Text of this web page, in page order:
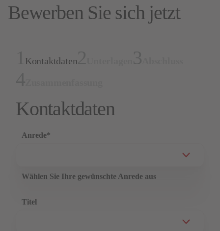
Bewerben Sie sich jetzt
Kontaktdaten
Kontaktdaten
Anrede*
Wählen Sie Ihre gewünschte Anrede aus
Titel